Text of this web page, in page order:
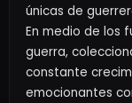
únicas de
En medio de los
guerra,
constante
emocionantes